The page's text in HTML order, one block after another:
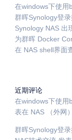
在windows下使用
群晖Synology登录
Synology NAS 出
为群晖 Docker
在 NAS shell界面
近期评论
在windows下使用
表在 NAS （外网
群晖Synology登